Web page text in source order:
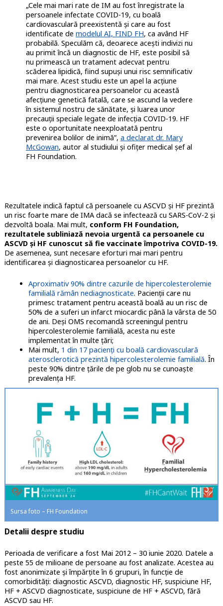
„Cele mai mari rate de IM au fost înregistrate la
persoanele infectate COVID-19, cu boală
cardiovasculară preexistentă și care au fost
identificate de modelul AI, FIND FH, ca având HF
probabilă. Speculăm că, deoarece acești indivizi nu
au primit încă un diagnostic de HF, este posibil să
nu primească un tratament adecvat pentru
scăderea lipidică, fiind supuși unui risc semnificativ
mai mare. Acest studiu este un apel la acțiune
pentru diagnosticarea persoanelor cu această
afecțiune genetică fatală, care se ascund la vedere
în sistemul nostru de sănătate, și luarea unor
precauții speciale legate de infecția COVID-19. HF
este o oportunitate neexploatată pentru
prevenirea bolilor de inimă”, a declarat dr. Mary
McGowan, autor al studiului și ofițer medical șef al
FH Foundation.
Rezultatele indică faptul că persoanele cu ASCVD și HF prezintă
un risc foarte mare de IMA dacă se infectează cu SARS-CoV-2 și
dezvoltă boala. Mai mult, conform FH Foundation,
rezultatele subliniază nevoia urgentă ca persoanele cu
ASCVD și HF cunoscut să fie vaccinate împotriva COVID-19.
De asemenea, sunt necesare eforturi mai mari pentru
identificarea și diagnosticarea persoanelor cu HF.
Aproximativ 90% dintre cazurile de hipercolesterolemie
familială rămân nediagnosticate. Pacienții care nu
primesc tratament pentru această boală au un risc de
50% de a suferi un infarct miocardic până la vârsta de 50
de ani. Deși OMS recomandă screeningul pentru
hipercolesterolemie familială, acesta nu este
implementat în multe țări;
Mai mult, 1 din 17 pacienți cu boală cardiovasculară
aterosclerotică prezintă hipercolesterolemie familială. În
peste 90% dintre țările de pe glob nu se cunoaște
prevalența HF.
Sursa foto – FH Foundation
Detalii despre studiu
Perioada de verificare a fost Mai 2012 – 30 iunie 2020. Datele a
peste 55 de milioane de persoane au fost analizate. Acestea au
fost anonimizate și împărțite în 6 grupuri, în funcție de
comorbidități: diagnostic ASCVD, diagnostic HF, suspiciune HF,
HF + ASCVD diagnosticate, suspiciune de HF + ASCVD, fără
ASCVD sau HF.